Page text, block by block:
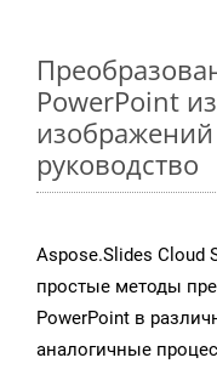
PowerPoint
руководство
Aspose.Slides Cloud
простые методы
PowerPoint в
аналогичные